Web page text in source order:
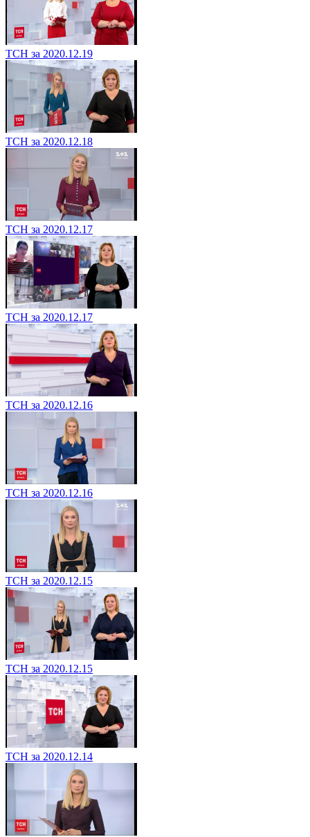
ТСН за 2020.12.19
ТСН за 2020.12.18
ТСН за 2020.12.17
ТСН за 2020.12.17
ТСН за 2020.12.16
ТСН за 2020.12.16
ТСН за 2020.12.15
ТСН за 2020.12.15
ТСН за 2020.12.14